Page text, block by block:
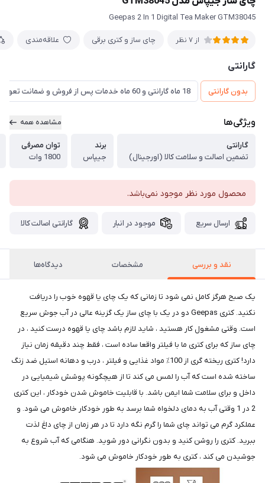
Geepas 2 In 1 Digital Tea Maker GTM38045
از 7 نظر چای ساز و کتری برقی علاقه‌مندی
گارانتی
بدون گارانتی 18 ماه گارانتی و 60 ماه خدمات پس از فروش و ضمانت تعویض
ویژگی‌ها مشاهده همه
گارانتی
تضمین اصالت و سلامت کالا (اورجینال)
برند
جیپاس
توان مصرفی
1800 وات
محصول مورد نظر موجود نمی‌باشد.
ارسال سریع موجود در انبار گارانتی اصالت کالا
نقد و بررسی مشخصات دیدگاه‌ها
یک صبح هرگز کامل نمی شود تا زمانی که یک چای یا قهوه خوب را دریافت
نکنید. کتری Geepas دو در یک با چای ساز یک گزینه عالی در آب جوش سریع
است. وقتی مشغول کار هستید ، شاید لازم باشد چای یا قهوه درست کنید ، در
چای ساز که برای کتری ما با فیلتر واقعا ساده است ، فقط چند دقیقه زمان نیاز
دارد! کتری ریخته گری از 100٪ مواد غذایی و فیلتر ، درب و دهانه استیل ضد زنگ
ساخته شده است که آب را لمس می کند تا از هیچگونه پوشش شیمیایی در
داخل و برای سلامت شما ایمن باشد. با قابلیت خاموش شدن خودکار ، این کتری
2 در 1 وقتی آب به دمای دلخواه شما برسد به طور خودکار خاموش می شود. و
عملکرد گرم می تواند چای شما را گرم نگه دارد تا در هر زمان از چای داغ لذت
ببرید. کتری را روشن کنید و بدون نگرانی دور شوید. هنگامی که آب شروع به
جوشیدن می کند ، کتری به طور خودکار خاموش می شود.